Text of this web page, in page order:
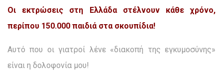
Οι εκτρώσεις στη Ελλάδα στέλνουν κάθε χρόνο,
περίπου 150.000 παιδιά στα σκουπίδια!
Αυτό που οι γιατροί λένε «διακοπή της εγκυμοσύνης»
είναι η δολοφονία μου!